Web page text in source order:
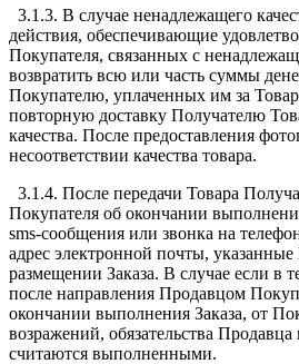
3.1.3. В случае ненадлежащего
действия, обеспечивающие
Покупателя, связанных с
возвратить всю или часть суммы
Покупателю, уплаченных им за
повторную доставку Получателю
качества. После предоставления
несоответствии качества товара.
3.1.4. После передачи Товара
Покупателя об окончании
sms-сообщения или звонка на
адрес электронной почты,
размещении Заказа. В случае если в
после направления Продавцом
окончании выполнения Заказа, от
возражений, обязательства
считаются выполненными.